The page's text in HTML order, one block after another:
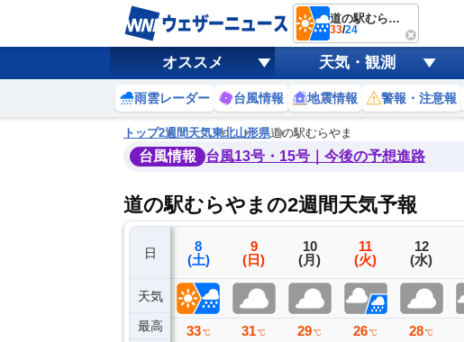
道の駅むらやま
33/24
オススメ 天気・観測
雨雲レーダー 台風情報 地震情報 警報・注意報
トップ2週間天気東北山形県道の駅むらやま
台風情報 台風13号・15号｜今後の予想進路
道の駅むらやまの2週間天気予報
日
天気
最高
7
(金)
35℃
8
(土)
33 ℃
9
(日)
31 ℃
10
(月)
29 ℃
11
(火)
26 ℃
12
(水)
28℃